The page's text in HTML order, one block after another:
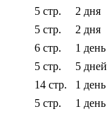
5 стр. 2 дня
5 стр. 2 дня
6 стр. 1 день
5 стр. 5 дней
14 стр. 1 день
5 стр. 1 день